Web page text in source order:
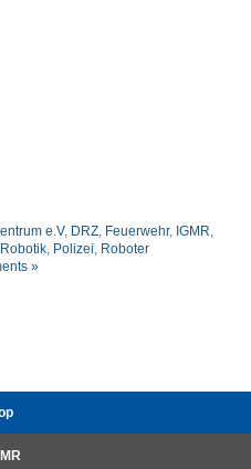
e.V, DRZ, Feuerwehr, IGMR,
, Polizei, Roboter
»